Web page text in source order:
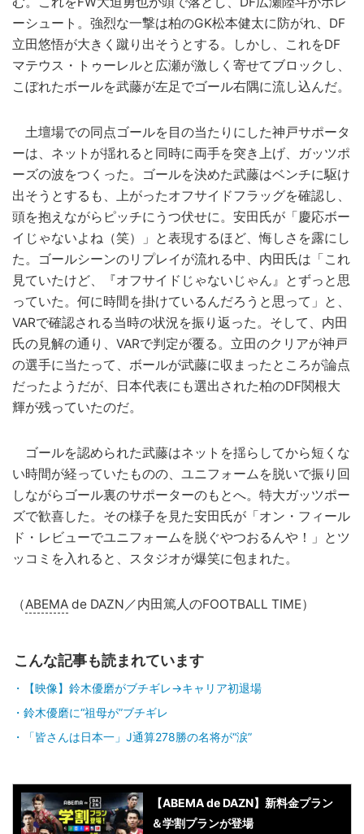
ーシュート。強烈な一撃は柏のGK松本健太に防がれ、DF
立田悠悟が大きく蹴り出そうとする。しかし、これをDF
マテウス・トゥーレルと広瀬が激しく寄せてブロックし、
こぼれたボールを武藤が左足でゴール右隅に流し込んだ。
土壇場での同点ゴールを目の当たりにした神戸サポータ
ーは、ネットが揺れると同時に両手を突き上げ、ガッツポ
ーズの波をつくった。ゴールを決めた武藤はベンチに駆け
出そうとするも、上がったオフサイドフラッグを確認し、
頭を抱えながらピッチにうつ伏せに。安田氏が「慶応ボー
イじゃないよね（笑）」と表現するほど、悔しさを露にし
た。ゴールシーンのリプレイが流れる中、内田氏は「これ
見ていたけど、『オフサイドじゃないじゃん』とずっと思
っていた。何に時間を掛けているんだろうと思って」と、
VARで確認される当時の状況を振り返った。そして、内田
氏の見解の通り、VARで判定が覆る。立田のクリアが神戸
の選手に当たって、ボールが武藤に収まったところが論点
だったようだが、日本代表にも選出された柏のDF関根大
輝が残っていたのだ。
ゴールを認められた武藤はネットを揺らしてから短くな
い時間が経っていたものの、ユニフォームを脱いで振り回
しながらゴール裏のサポーターのもとへ。特大ガッツポー
ズで歓喜した。その様子を見た安田氏が「オン・フィール
ド・レビューでユニフォームを脱ぐやつおるんや！」とツ
ッコミを入れると、スタジオが爆笑に包まれた。
（ABEMA de DAZN／内田篤人のFOOTBALL TIME）
こんな記事も読まれています
【映像】鈴木優磨がブチギレ→キャリア初退場
鈴木優磨に“祖母が”ブチギレ
「皆さんは日本一」J通算278勝の名将が“涙”
【ABEMA de DAZN】新料金プラン
＆学割プランが登場